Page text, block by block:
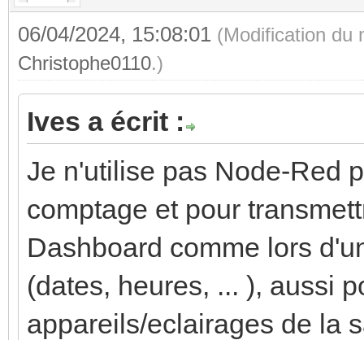
06/04/2024, 15:08:01 (Modification du
Christophe0110.)
Ives a écrit :
Je n'utilise pas Node-Red
comptage et pour
Dashboard comme lors
(dates, heures, ... ), aussi
appareils/eclairages de la